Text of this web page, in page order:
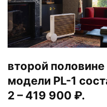
второй
модели PL-1
2 – 419 900 ₽.